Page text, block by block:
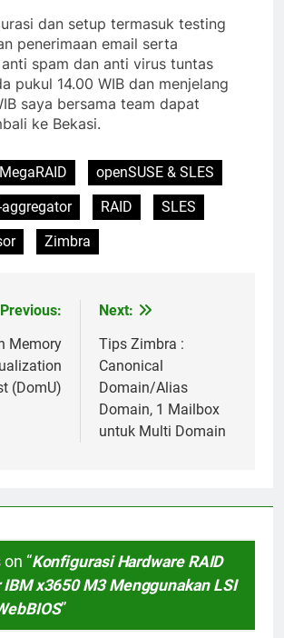
dan setup termasuk testing
penerimaan email serta
spam dan anti virus tuntas
pukul 14.00 WIB dan menjelang
saya bersama team dapat
openSUSE & SLES
RAID
SLES
Zimbra
Memory
Tips Zimbra :
Canonical
Domain/Alias
Domain, 1 Mailbox
“Konfigurasi Hardware RAID
x3650 M3 Menggunakan LSI